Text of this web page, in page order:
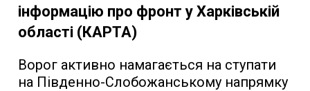
інформацію про фронт у Харківській
області (КАРТА)
Ворог активно намагається на ступати
на Південно-Слобожанському напрямку